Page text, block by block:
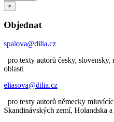
×
Objednat
spalova@dilia.cz
pro texty autorů česky,
oblasti
eliasova@dilia.cz
pro texty autorů německy
Skandinávských zemí, Holandska a